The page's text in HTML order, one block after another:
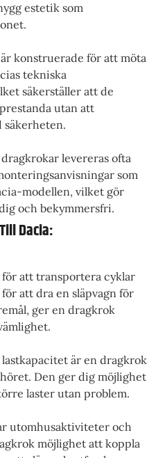
estetik som
konstruerade för att möta
tekniska
säkerställer att de
utan att
säkerheten.
dragkrokar levereras ofta
som
modellen, vilket gör
och bekymmersfri.
Dacia:
för att transportera cyklar
att dra en släpvagn för
ger en dragkrok
lastkapacitet är en dragkrok
Den ger dig möjlighet
laster utan problem.
utomhusaktiviteter och
möjlighet att koppla